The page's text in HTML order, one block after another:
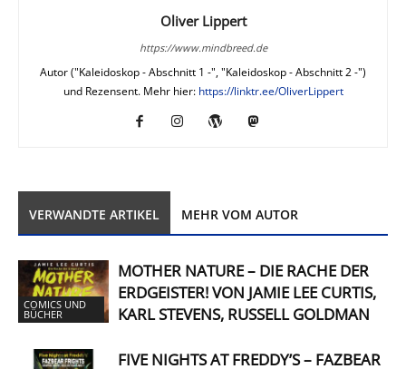
Oliver Lippert
https://www.mindbreed.de
Autor ("Kaleidoskop - Abschnitt 1 -", "Kaleidoskop - Abschnitt 2 -")
und Rezensent. Mehr hier: https://linktr.ee/OliverLippert
VERWANDTE ARTIKEL MEHR VOM AUTOR
COMICS UND
BÜCHER
MOTHER NATURE – DIE RACHE DER
ERDGEISTER! VON JAMIE LEE CURTIS,
KARL STEVENS, RUSSELL GOLDMAN
FIVE NIGHTS AT FREDDY’S – FAZBEAR